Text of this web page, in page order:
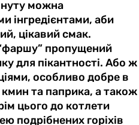
можна
інгредієнтами, аби
цікавий смак.
пропущений
для пікантності. Або ж
особливо добре в
та паприка, а також
цього до котлети
подрібнених горіхів